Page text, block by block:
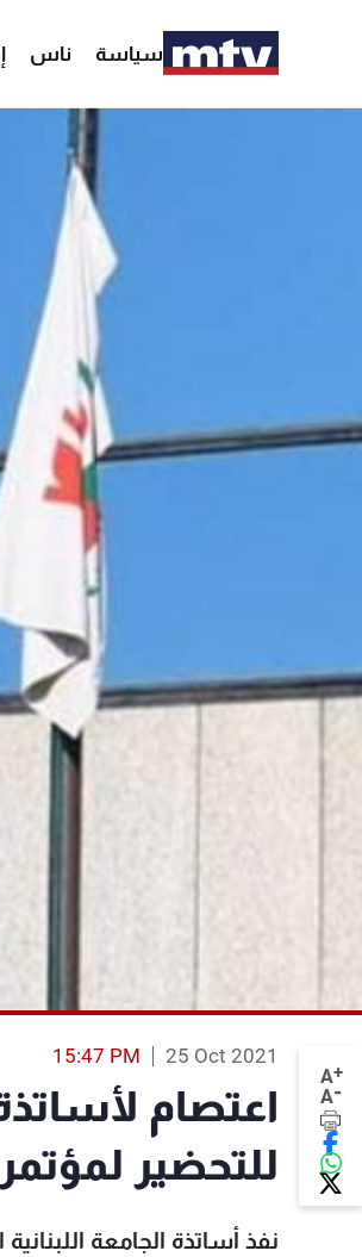
سياسة ناس
A+
A-
25 Oct 2021
15:47 PM
اعتصام
للتحضير
نفذ أساتذة الجامعة